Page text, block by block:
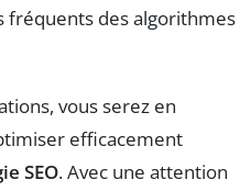
fréquents des algorithmes
vous serez en
efficacement
SEO. Avec une attention